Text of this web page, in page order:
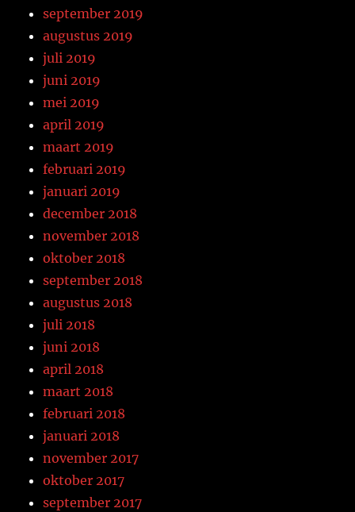
september 2019
augustus 2019
juli 2019
juni 2019
mei 2019
april 2019
maart 2019
februari 2019
januari 2019
december 2018
november 2018
oktober 2018
september 2018
augustus 2018
juli 2018
juni 2018
april 2018
maart 2018
februari 2018
januari 2018
november 2017
oktober 2017
september 2017